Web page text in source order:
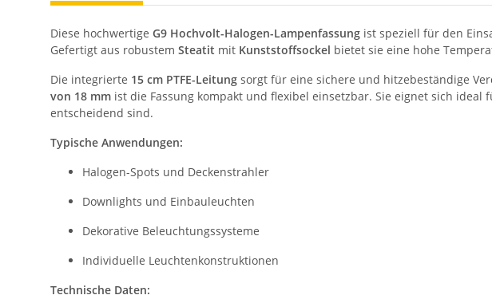
Diese hochwertige G9 Hochvolt-Halogen-Lampenfassung ist speziell für den
Gefertigt aus robustem Steatit mit Kunststoffsockel bietet sie eine hohe
Die integrierte 15 cm PTFE-Leitung sorgt für eine sichere und hitzebeständige
von 18 mm ist die Fassung kompakt und flexibel einsetzbar. Sie eignet sich
entscheidend sind.
Typische Anwendungen:
Halogen-Spots und Deckenstrahler
Downlights und Einbauleuchten
Dekorative Beleuchtungssysteme
Individuelle Leuchtenkonstruktionen
Technische Daten: